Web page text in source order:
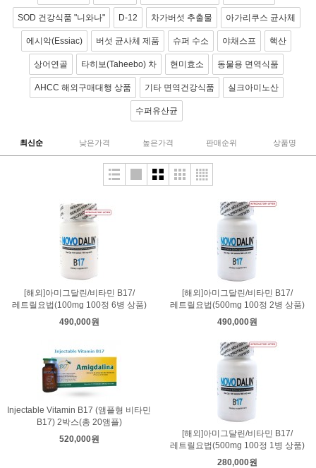
SOD 건강식품 "니와나" D-12 차가버섯 추출물 아가리쿠스 균사체
에시악(Essiac) 버섯 균사체 제품 슈퍼 수소 야채스프 핵산
상어연골 타히보(Taheebo) 차 현미효소 동물용 면역식품
AHCC 해외구매대행 상품 기타 면역건강식품 실크아미노산
수퍼유산균
최신순 낮은가격 높은가격 판매순위 상품명
[해외]아미그달린/비타민 B17/
레트릴요법(100mg 100정 6병 상품)
490,000원
[해외]아미그달린/비타민 B17/
레트릴요법(500mg 100정 2병 상품)
490,000원
Injectable Vitamin B17 (앰플형 비타민
B17) 2박스(총 20앰플)
520,000원
[해외]아미그달린/비타민 B17/
레트릴요법(500mg 100정 1병 상품)
280,000원